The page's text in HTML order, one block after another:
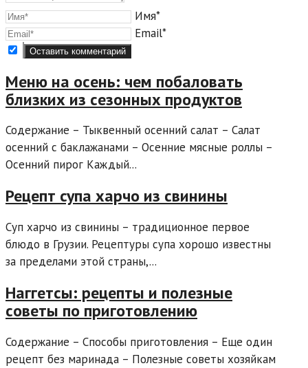
Имя*
Email*
Меню на осень: чем побаловать
близких из сезонных продуктов
Содержание – Тыквенный осенний салат – Салат
осенний с баклажанами – Осенние мясные роллы –
Осенний пирог Каждый...
Рецепт супа харчо из свинины
Суп харчо из свинины – традиционное первое
блюдо в Грузии. Рецептуры супа хорошо известны
за пределами этой страны,...
Наггетсы: рецепты и полезные
советы по приготовлению
Содержание – Способы приготовления – Еще один
рецепт без маринада – Полезные советы хозяйкам